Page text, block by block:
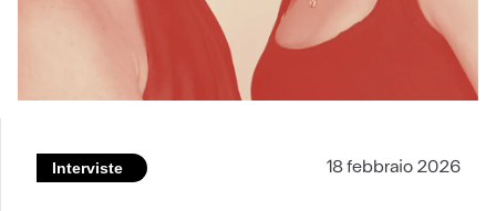
Interviste 18 febbraio 2026